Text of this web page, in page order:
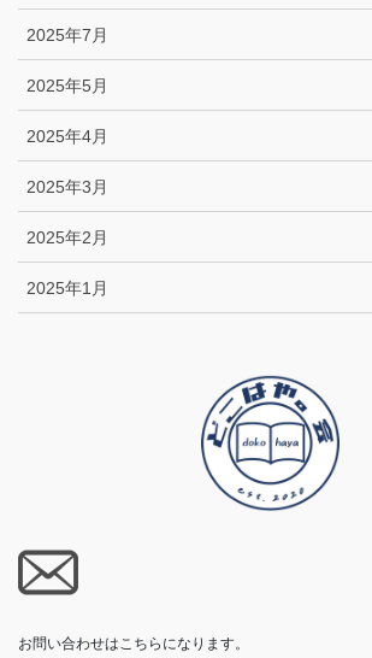
2025年7月
2025年5月
2025年4月
2025年3月
2025年2月
2025年1月
お問い合わせはこちらになります。